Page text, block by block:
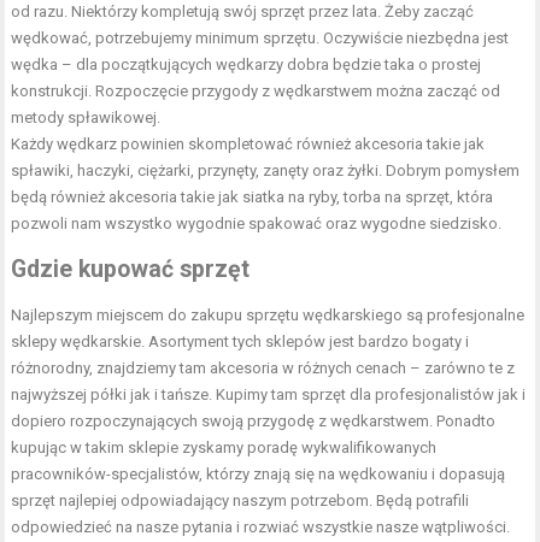
od razu. Niektórzy kompletują swój sprzęt przez lata. Żeby zacząć
wędkować, potrzebujemy minimum sprzętu. Oczywiście niezbędna jest
wędka – dla początkujących wędkarzy dobra będzie taka o prostej
konstrukcji. Rozpoczęcie przygody z wędkarstwem można zacząć od
metody spławikowej.
Każdy wędkarz powinien skompletować również akcesoria takie jak
spławiki, haczyki, ciężarki, przynęty, zanęty oraz żyłki. Dobrym pomysłem
będą również akcesoria takie jak siatka na ryby, torba na sprzęt, która
pozwoli nam wszystko wygodnie spakować oraz wygodne siedzisko.
Gdzie kupować sprzęt
Najlepszym miejscem do zakupu sprzętu wędkarskiego są profesjonalne
sklepy wędkarskie. Asortyment tych sklepów jest bardzo bogaty i
różnorodny, znajdziemy tam akcesoria w różnych cenach – zarówno te z
najwyższej półki jak i tańsze. Kupimy tam sprzęt dla profesjonalistów jak i
dopiero rozpoczynających swoją przygodę z wędkarstwem. Ponadto
kupując w takim sklepie zyskamy poradę wykwalifikowanych
pracowników-specjalistów, którzy znają się na wędkowaniu i dopasują
sprzęt najlepiej odpowiadający naszym potrzebom. Będą potrafili
odpowiedzieć na nasze pytania i rozwiać wszystkie nasze wątpliwości.